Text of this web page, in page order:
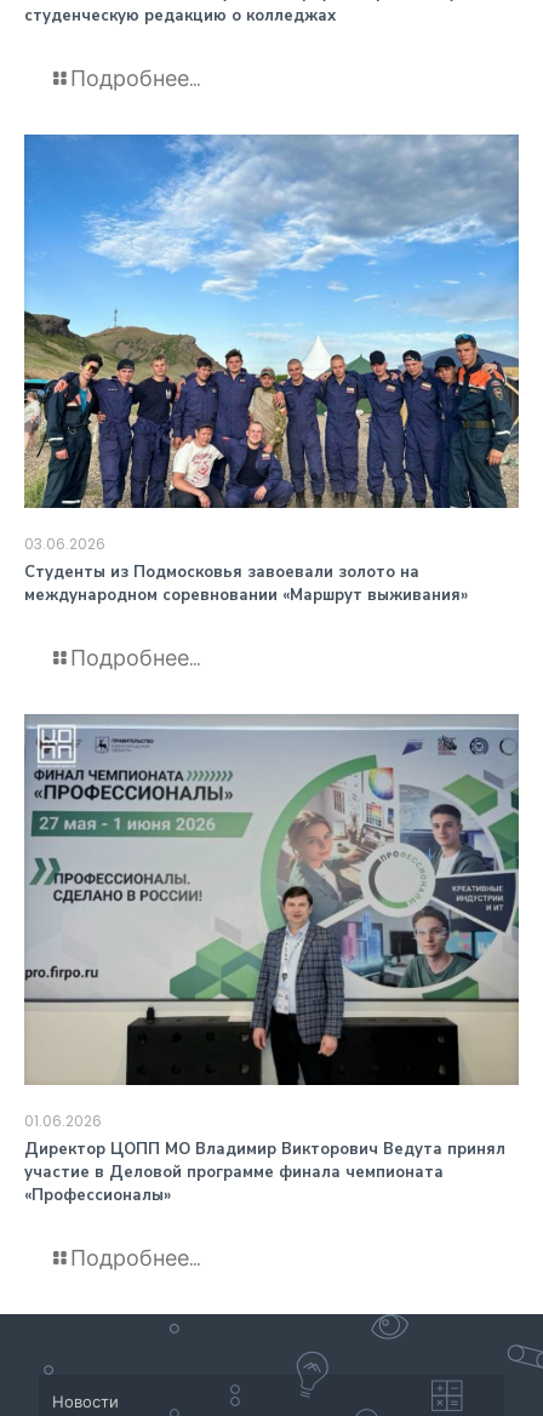
студенческую редакцию о колледжах
Подробнее...
03.06.2026
️Студенты из Подмосковья завоевали золото на
международном соревновании «Маршрут выживания»
Подробнее...
01.06.2026
️Директор ЦОПП МО Владимир Викторович Ведута принял
участие в Деловой программе финала чемпионата
«Профессионалы»
Подробнее...
Новости